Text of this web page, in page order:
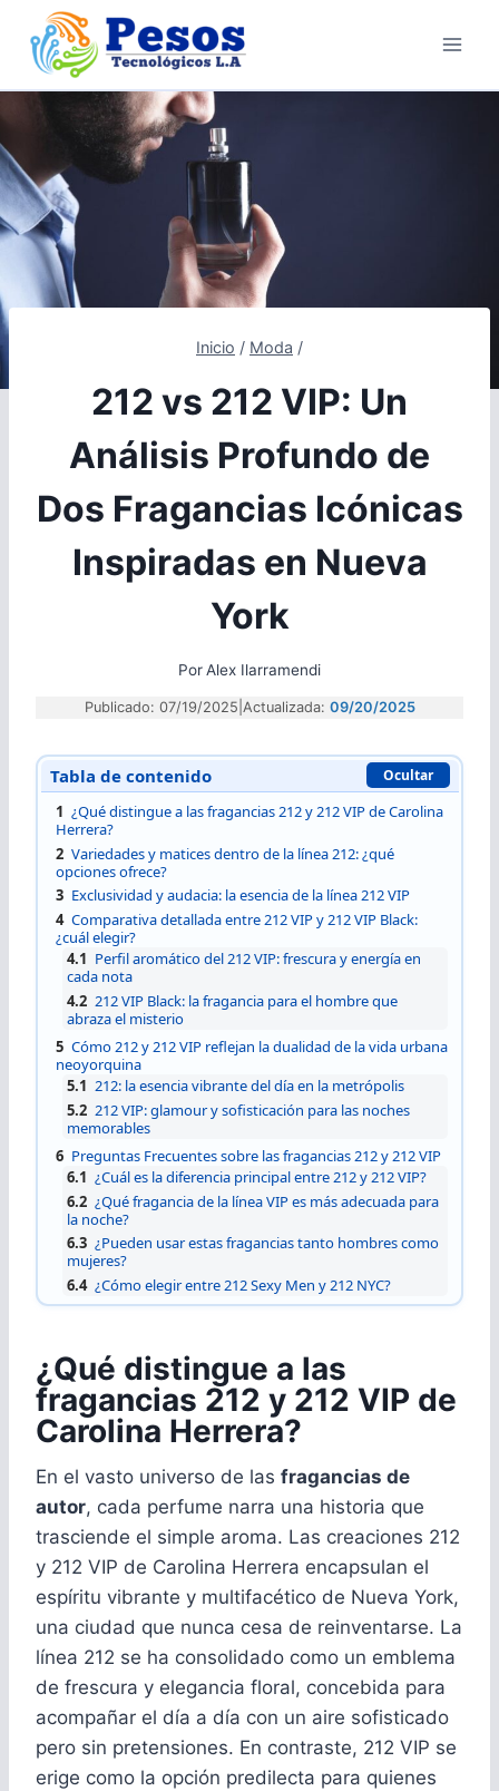
Saltar
contenido
Inicio / Moda /
212 vs 212 VIP: Un
Análisis Profundo de
Dos Fragancias Icónicas
Inspiradas en Nueva
York
PorAlex Ilarramendi
Publicado: 07/19/2025 Actualizada: 09/20/2025
Tabla de contenido Ocultar
1 ¿Qué distingue a las fragancias 212 y 212 VIP de Carolina
Herrera?
2 Variedades y matices dentro de la línea 212: ¿qué
opciones ofrece?
3 Exclusividad y audacia: la esencia de la línea 212 VIP
4 Comparativa detallada entre 212 VIP y 212 VIP Black:
¿cuál elegir?
4.1 Perfil aromático del 212 VIP: frescura y energía en
cada nota
4.2 212 VIP Black: la fragancia para el hombre que
abraza el misterio
5 Cómo 212 y 212 VIP reflejan la dualidad de la vida urbana
neoyorquina
5.1 212: la esencia vibrante del día en la metrópolis
5.2 212 VIP: glamour y sofisticación para las noches
memorables
6 Preguntas Frecuentes sobre las fragancias 212 y 212 VIP
6.1 ¿Cuál es la diferencia principal entre 212 y 212 VIP?
6.2 ¿Qué fragancia de la línea VIP es más adecuada para
la noche?
6.3 ¿Pueden usar estas fragancias tanto hombres como
mujeres?
6.4 ¿Cómo elegir entre 212 Sexy Men y 212 NYC?
¿Qué distingue a las
fragancias 212 y 212 VIP de
Carolina Herrera?
En el vasto universo de las fragancias de
autor, cada perfume narra una historia que
trasciende el simple aroma. Las creaciones 212
y 212 VIP de Carolina Herrera encapsulan el
espíritu vibrante y multifacético de Nueva York,
una ciudad que nunca cesa de reinventarse. La
línea 212 se ha consolidado como un emblema
de frescura y elegancia floral, concebida para
acompañar el día a día con un aire sofisticado
pero sin pretensiones. En contraste, 212 VIP se
erige como la opción predilecta para quienes